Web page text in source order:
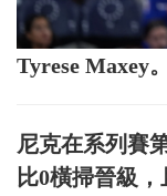
Tyrese Maxey
尼克在系列賽
比0橫掃晉級